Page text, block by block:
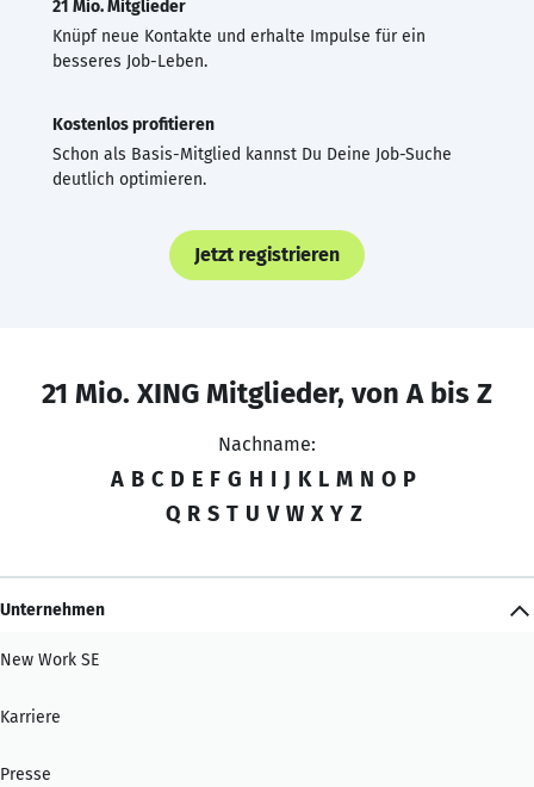
21 Mio. Mitglieder
Knüpf neue Kontakte und erhalte Impulse für ein
besseres Job-Leben.
Kostenlos profitieren
Schon als Basis-Mitglied kannst Du Deine Job-Suche
deutlich optimieren.
Jetzt registrieren
21 Mio. XING Mitglieder, von A bis Z
Nachname:
A B C D E F G H I J K L M N O P
Q R S T U V W X Y Z
Unternehmen
New Work SE
Karriere
Presse